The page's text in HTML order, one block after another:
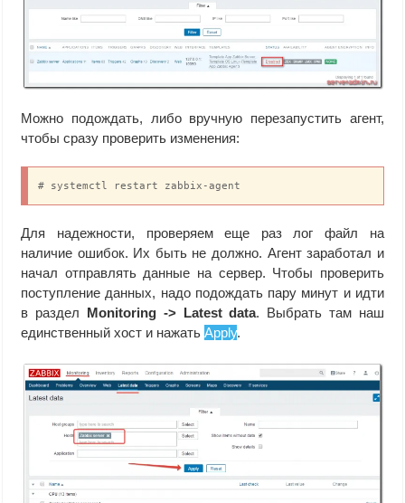
Можно подождать, либо вручную перезапустить агент,
чтобы сразу проверить изменения:
# systemctl restart zabbix-agent
Для надежности, проверяем еще раз лог файл на
наличие ошибок. Их быть не должно. Агент заработал и
начал отправлять данные на сервер. Чтобы проверить
поступление данных, надо подождать пару минут и идти
в раздел Monitoring -> Latest data. Выбрать там наш
единственный хост и нажатьApply.